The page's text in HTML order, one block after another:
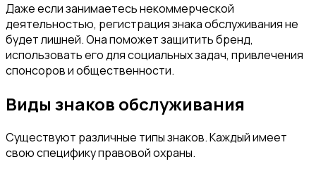
Даже если занимаетесь некоммерческой
деятельностью, регистрация знака обслуживания не
будет лишней. Она поможет защитить бренд,
использовать его для социальных задач, привлечения
спонсоров и общественности.
Виды знаков обслуживания
Существуют различные типы знаков. Каждый имеет
свою специфику правовой охраны.